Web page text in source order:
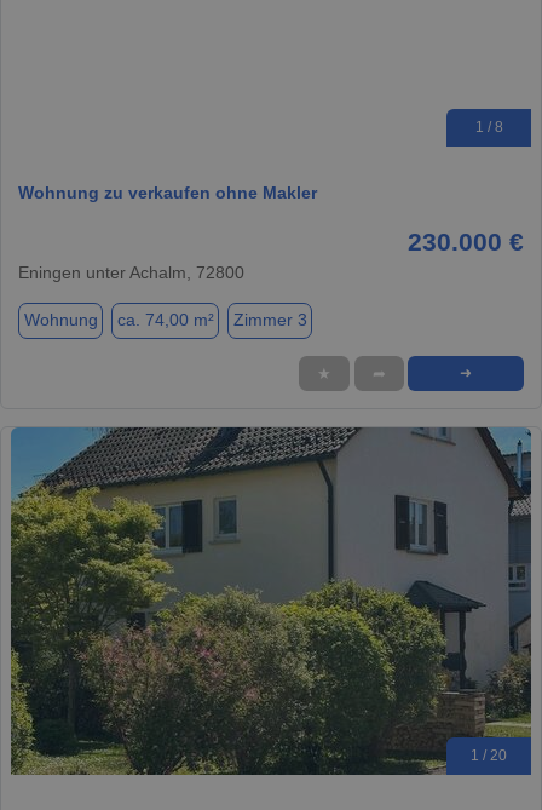
1 / 8
Wohnung zu verkaufen ohne Makler
230.000 €
Eningen unter Achalm, 72800
Wohnung ca. 74,00 m² Zimmer 3
★ ➦ ➜
1 / 20